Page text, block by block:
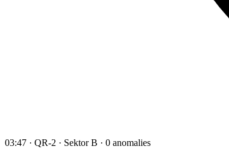
03:47 · QR-2 · Sektor B · 0 anomalies